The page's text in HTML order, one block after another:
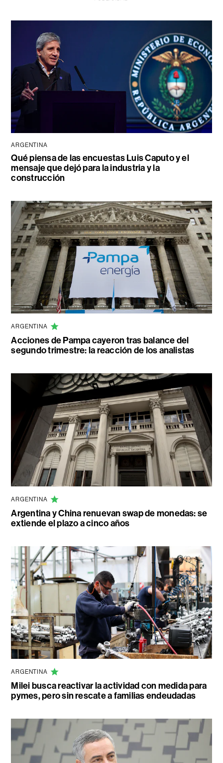
ARGENTINA
Qué piensa de las encuestas Luis Caputo y el
mensaje que dejó para la industria y la
construcción
ARGENTINA
Acciones de Pampa cayeron tras balance del
segundo trimestre: la reacción de los analistas
ARGENTINA
Argentina y China renuevan swap de monedas: se
extiende el plazo a cinco años
ARGENTINA
Milei busca reactivar la actividad con medida para
pymes, pero sin rescate a familias endeudadas